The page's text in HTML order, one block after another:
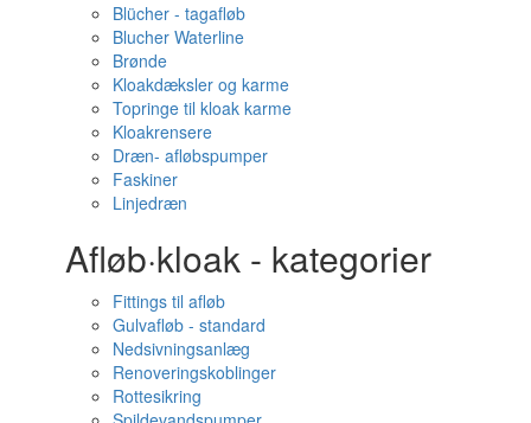
Blücher - tagafløb
Blucher Waterline
Brønde
Kloakdæksler og karme
Topringe til kloak karme
Kloakrensere
Dræn- afløbspumper
Faskiner
Linjedræn
Afløb·kloak - kategorier
Fittings til afløb
Gulvafløb - standard
Nedsivningsanlæg
Renoveringskoblinger
Rottesikring